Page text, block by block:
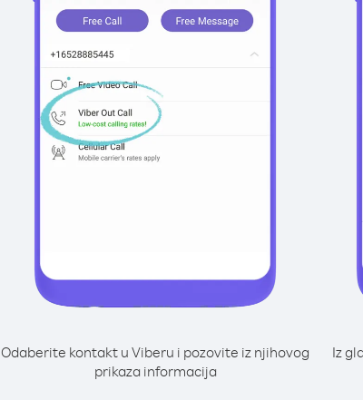
Odaberite kontakt u Viberu i pozovite iz njihovog
prikaza informacija
Iz